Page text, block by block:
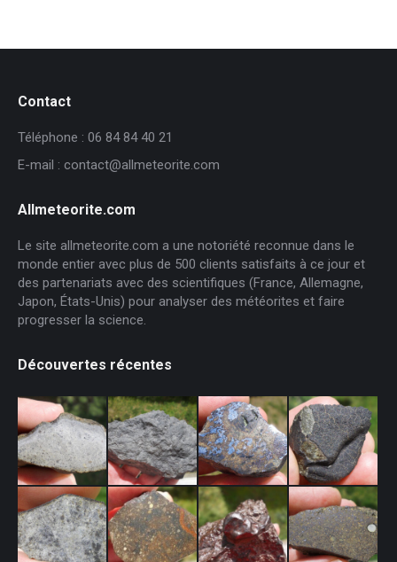
Contact
Téléphone : 06 84 84 40 21
E-mail : contact@allmeteorite.com
Allmeteorite.com
Le site allmeteorite.com a une notoriété reconnue dans le
monde entier avec plus de 500 clients satisfaits à ce jour et
des partenariats avec des scientifiques (France, Allemagne,
Japon, États-Unis) pour analyser des météorites et faire
progresser la science.
Découvertes récentes